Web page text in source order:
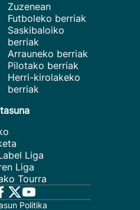
Zuzenean
Futboleko berriak
Saskibaloiko
berriak
Arrauneko berriak
Pilotako berriak
Herri-kirolakeko
berriak
Liga
Liga
Tourra
Politika